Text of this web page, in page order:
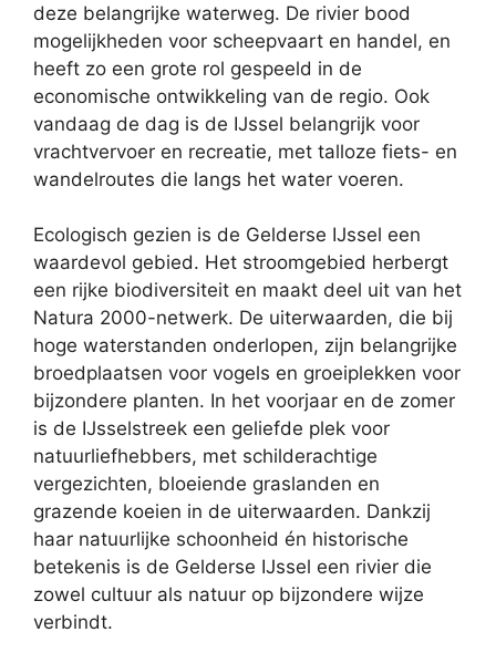
deze belangrijke waterweg. De rivier bood
mogelijkheden voor scheepvaart en handel, en
heeft zo een grote rol gespeeld in de
economische ontwikkeling van de regio. Ook
vandaag de dag is de IJssel belangrijk voor
vrachtvervoer en recreatie, met talloze fiets- en
wandelroutes die langs het water voeren.
Ecologisch gezien is de Gelderse IJssel een
waardevol gebied. Het stroomgebied herbergt
een rijke biodiversiteit en maakt deel uit van het
Natura 2000-netwerk. De uiterwaarden, die bij
hoge waterstanden onderlopen, zijn belangrijke
broedplaatsen voor vogels en groeiplekken voor
bijzondere planten. In het voorjaar en de zomer
is de IJsselstreek een geliefde plek voor
natuurliefhebbers, met schilderachtige
vergezichten, bloeiende graslanden en
grazende koeien in de uiterwaarden. Dankzij
haar natuurlijke schoonheid én historische
betekenis is de Gelderse IJssel een rivier die
zowel cultuur als natuur op bijzondere wijze
verbindt.